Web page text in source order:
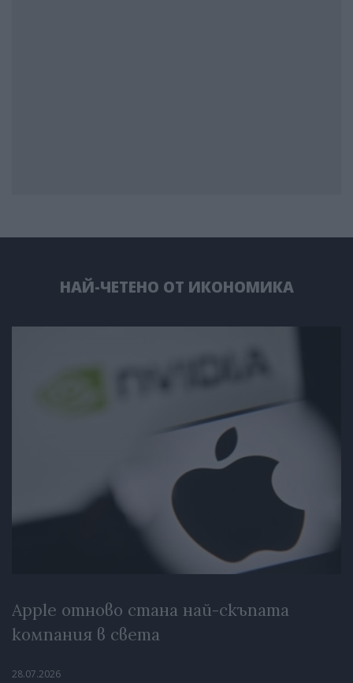
НАЙ-ЧЕТЕНО ОТ ИКОНОМИКА
Apple отново стана най-скъпата
компания в света
28.07.2026